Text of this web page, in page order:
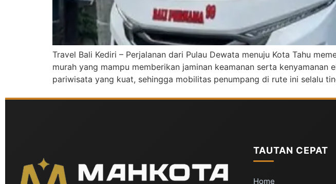
Travel Bali Kediri – Perjalanan dari Pulau Dewata menuju Kota Tahu
murah yang mampu memberikan jaminan keamanan serta
pariwisata yang kuat, sehingga mobilitas penumpang di rute ini selalu
TAUTAN CEPAT
Home